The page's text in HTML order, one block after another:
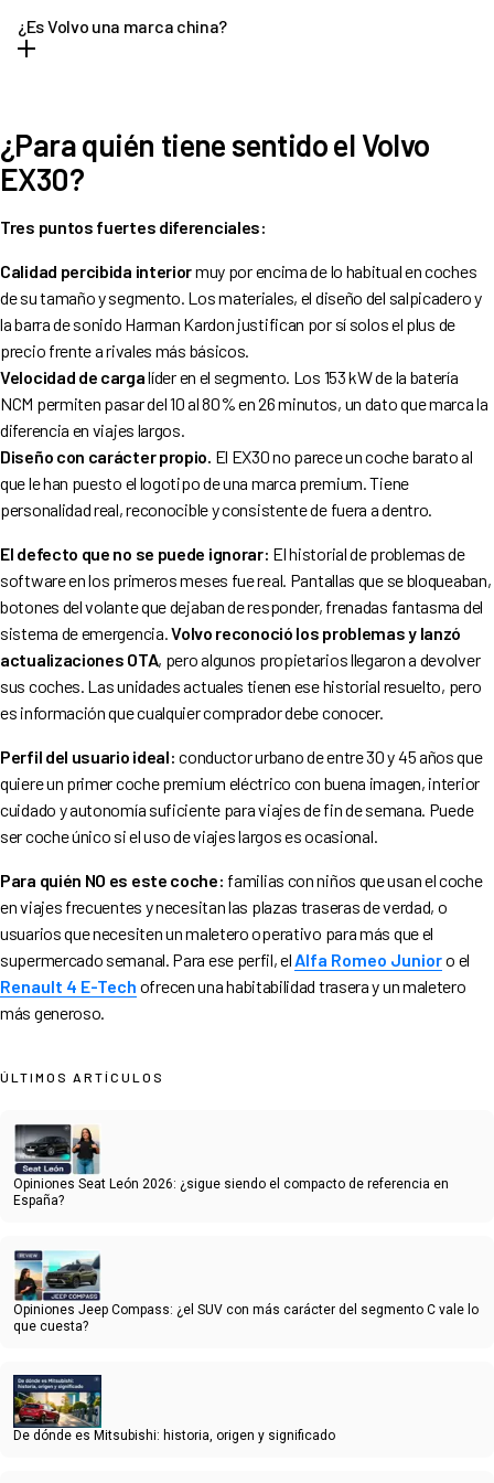
grupo chino, es propietario de Volvo Cars desde 2010.
(Sustainable Experience Architecture), la misma que utilizan el
¿Es Volvo una marca china?
ingeniería principal siguen en Suecia, pero la propiedad es china.
Esto explica que el EX30 comparta plataforma con coches
chinos de otras marcas del grupo y que parte de su producción se
realice en China.
¿Para quién tiene sentido el Volvo
EX30?
Tres puntos fuertes diferenciales:
Calidad percibida interiormuy por encima de lo habitual en coches
de su tamaño y segmento. Los materiales, el diseño del salpicadero y
la barra de sonido Harman Kardon justifican por sí solos el plus de
precio frente a rivales más básicos.
Velocidad de cargalíder en el segmento. Los 153 kW de la batería
NCM permiten pasar del 10 al 80% en 26 minutos, un dato que marca la
diferencia en viajes largos.
Diseño con carácter propio. El EX30 no parece un coche barato al
que le han puesto el logotipo de una marca premium. Tiene
personalidad real, reconocible y consistente de fuera a dentro.
El defecto que no se puede ignorar: El historial de problemas de
software en los primeros meses fue real. Pantallas que se bloqueaban,
botones del volante que dejaban de responder, frenadas fantasma del
sistema de emergencia.Volvo reconoció los problemas y lanzó
actualizaciones OTA, pero algunos propietarios llegaron a devolver
sus coches. Las unidades actuales tienen ese historial resuelto, pero
es información que cualquier comprador debe conocer.
Perfil del usuario ideal: conductor urbano de entre 30 y 45 años que
quiere un primer coche premium eléctrico con buena imagen, interior
cuidado y autonomía suficiente para viajes de fin de semana. Puede
ser coche único si el uso de viajes largos es ocasional.
Para quién NO es este coche: familias con niños que usan el coche
en viajes frecuentes y necesitan las plazas traseras de verdad, o
usuarios que necesiten un maletero operativo para más que el
supermercado semanal. Para ese perfil, el Alfa Romeo Junioro el
Renault 4 E-Tech ofrecen una habitabilidad trasera y un maletero
más generoso.
ÚLTIMOS ARTÍCULOS
Opiniones Seat León 2026: ¿sigue siendo el compacto de referencia en
España?
Opiniones Jeep Compass: ¿el SUV con más carácter del segmento C vale lo
que cuesta?
De dónde es Mitsubishi: historia, origen y significado